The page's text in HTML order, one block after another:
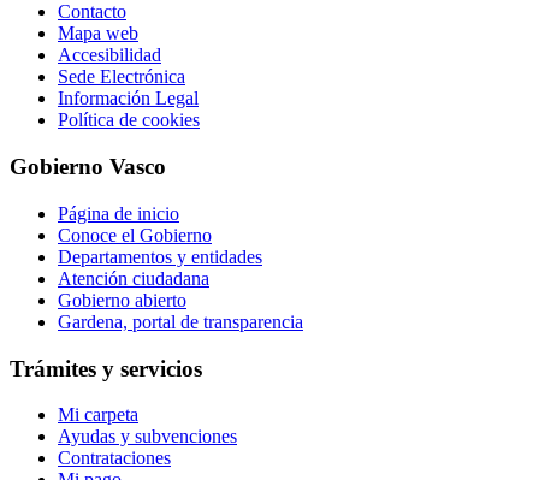
Contacto
Mapa web
Accesibilidad
Sede Electrónica
Información Legal
Política de cookies
Gobierno Vasco
Página de inicio
Conoce el Gobierno
Departamentos y entidades
Atención ciudadana
Gobierno abierto
Gardena, portal de transparencia
Trámites y servicios
Mi carpeta
Ayudas y subvenciones
Contrataciones